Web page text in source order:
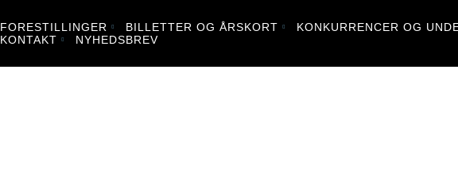
FORESTILLINGER BILLETTER OG ÅRSKORT KONKURRENCER OG
KONTAKT
NYHEDSBREV